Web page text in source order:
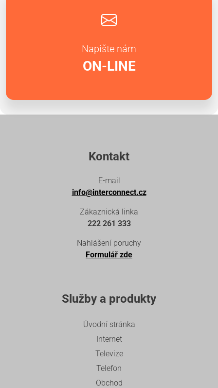
Napište nám
ON-LINE
Kontakt
E-mail
info@interconnect.cz
Zákaznická linka
222 261 333
Nahlášení poruchy
Formulář zde
Služby a produkty
Úvodní stránka
Internet
Televize
Telefon
Obchod